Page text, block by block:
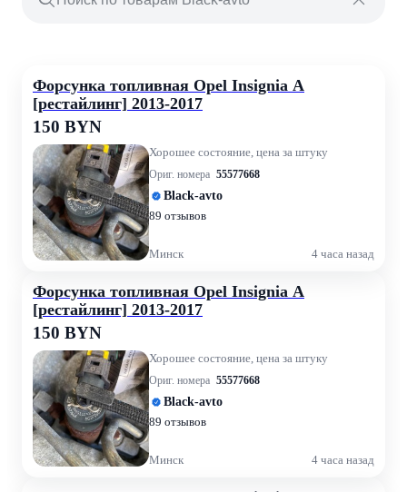
Форсунка топливная Opel Insignia A
[рестайлинг] 2013-2017
150 BYN
Хорошее состояние, цена за штуку
Ориг. номера 55577668
Black-avto
89 отзывов
Минск 4 часа назад
Форсунка топливная Opel Insignia A
[рестайлинг] 2013-2017
150 BYN
Хорошее состояние, цена за штуку
Ориг. номера 55577668
Black-avto
89 отзывов
Минск 4 часа назад